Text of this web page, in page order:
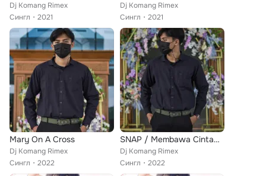
Dj Komang Rimex
Сингл
2021
Dj Komang Rimex
Сингл
2021
Mary On A Cross
Dj Komang Rimex
Сингл
2022
SNAP / Membawa Cintamu
Dj Komang Rimex
Сингл
2022